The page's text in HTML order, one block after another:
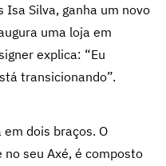
Isa Silva, ganha um novo
uma loja em
explica: “Eu
transicionando”.
dois braços. O
seu Axé, é composto